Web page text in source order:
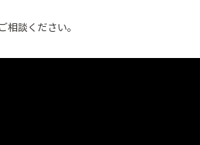
談ください。